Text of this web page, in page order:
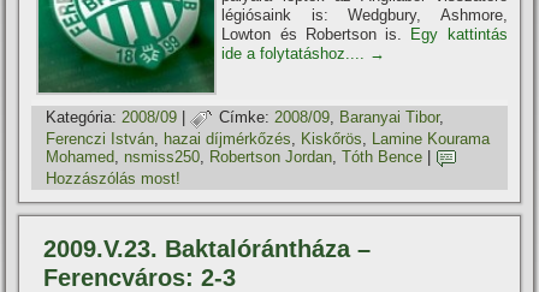
légiósaink is: Wedgbury, Ashmore,
Lowton és Robertson is.
Egy kattintás
ide a folytatáshoz.... →
Kategória: 2008/09 | Címke: 2008/09, Baranyai Tibor,
Ferenczi István
hazai dí­jmérkőzés Kiskőrös
Lamine Kourama
Mohamed, nsmiss250, Robertson Jordan,Tóth Bence
Hozzászólás most!
2009.V.23. Baktalórántháza –
Ferencváros: 2-3